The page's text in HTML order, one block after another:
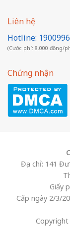
Liên hệ
Hotline:
(Cước phí: 8.000 đồng/
Chứng nhận
Địa chỉ: 141
Giấy
Cấp ngày 2/3/